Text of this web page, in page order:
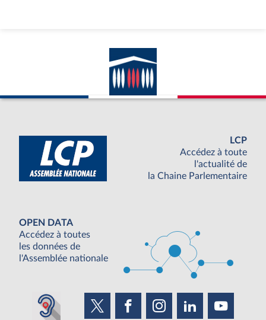
LCP
Accédez à toute
l'actualité de
la Chaine Parlementaire
OPEN DATA
Accédez à toutes
les données de
l'Assemblée nationale